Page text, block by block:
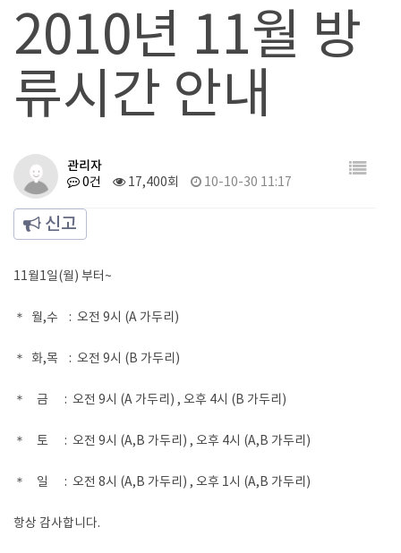
2010년 11월 방
류시간 안내
관리자
0건 17,400회 10-10-30 11:17
신고
11월1일(월) 부터~
＊ 월,수 : 오전 9시 (A 가두리)
＊ 화,목 : 오전 9시 (B 가두리)
＊ 금 : 오전 9시 (A 가두리) , 오후 4시 (B 가두리)
＊ 토 : 오전 9시 (A,B 가두리) , 오후 4시 (A,B 가두리)
＊ 일 : 오전 8시 (A,B 가두리) , 오후 1시 (A,B 가두리)
항상 감사합니다.